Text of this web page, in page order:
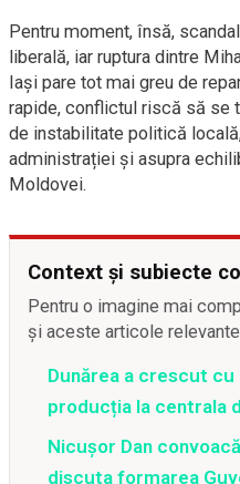
Pentru moment, însă,
liberală, iar ruptura dintre
Iași pare tot mai greu de
rapide, conflictul riscă să se
de instabilitate politică
administrației și asupra
Moldovei.
Context și subiecte
Pentru o imagine mai
și aceste articole
Dunărea a crescut
producția la centrala
Nicușor Dan
discuta formarea